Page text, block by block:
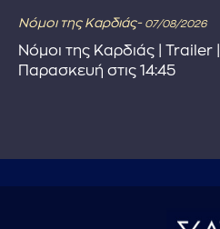
Νόμοι της Καρδιάς- 07/08/2026
Νόμοι της Καρδιάς | Trailer
Παρασκευή στις 14:45